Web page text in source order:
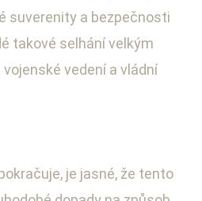
suverenity a bezpečnosti
takové selhání velkým
vedení a vládní
je jasné, že tento